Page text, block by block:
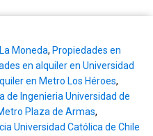
Moneda, Propiedades en
en alquiler en Universidad
en Metro Los Héroes,
de Ingenieria Universidad de
Plaza de Armas,
Universidad Católica de Chile